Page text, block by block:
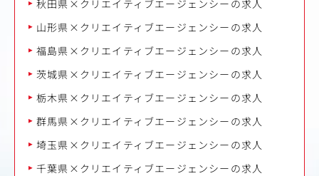
秋田県×クリエイティブエージェンシーの求人
山形県×クリエイティブエージェンシーの求人
福島県×クリエイティブエージェンシーの求人
茨城県×クリエイティブエージェンシーの求人
栃木県×クリエイティブエージェンシーの求人
群馬県×クリエイティブエージェンシーの求人
埼玉県×クリエイティブエージェンシーの求人
千葉県×クリエイティブエージェンシーの求人